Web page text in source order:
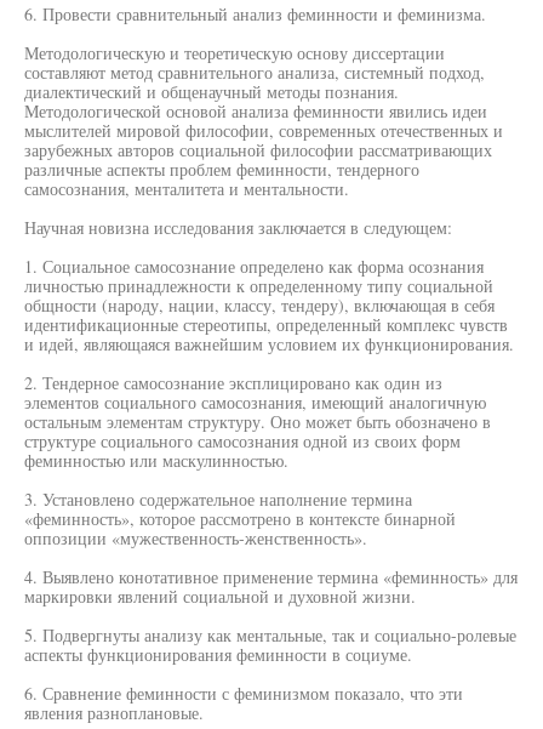
6. Провести сравнительный анализ феминности и феминизма.
Методологическую и теоретическую основу диссертации
составляют метод сравнительного анализа, системный подход,
диалектический и общенаучный методы познания.
Методологической основой анализа феминности явились идеи
мыслителей мировой философии, современных отечественных и
зарубежных авторов социальной философии рассматривающих
различные аспекты проблем феминности, тендерного
самосознания, менталитета и ментальности.
Научная новизна исследования заключается в следующем:
1. Социальное самосознание определено как форма осознания
личностью принадлежности к определенному типу социальной
общности (народу, нации, классу, тендеру), включающая в себя
идентификационные стереотипы, определенный комплекс чувств
и идей, являющаяся важнейшим условием их функционирования.
2. Тендерное самосознание эксплицировано как один из
элементов социального самосознания, имеющий аналогичную
остальным элементам структуру. Оно может быть обозначено в
структуре социального самосознания одной из своих форм
феминностью или маскулинностью.
3. Установлено содержательное наполнение термина
«феминность», которое рассмотрено в контексте бинарной
оппозиции «мужественность-женственность».
4. Выявлено конотативное применение термина «феминность» для
маркировки явлений социальной и духовной жизни.
5. Подвергнуты анализу как ментальные, так и социально-ролевые
аспекты функционирования феминности в социуме.
6. Сравнение феминности с феминизмом показало, что эти
явления разноплановые.